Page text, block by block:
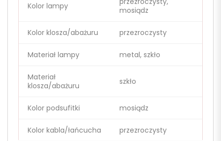
Kolor lampy
mosiądz
Kolor klosza/abażuru przezroczysty
Materiał lampy metal, szkło
Materiał
klosza/abażuru
szkło
Kolor podsufitki mosiądz
Kolor kabla/łańcucha przezroczysty